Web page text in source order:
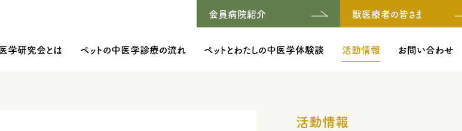
学研究会とは ペットの中医学診療の流れ ペットとわたしの中医学体験談 活動情報 お問い合わせ
会員病院紹介 獣医療者の皆さま
活動情報